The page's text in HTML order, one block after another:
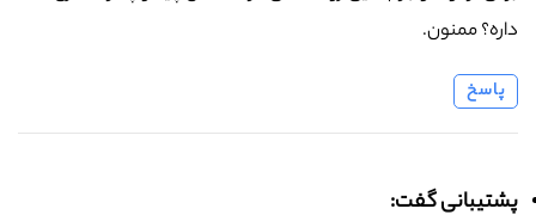
داره؟ ممنون.
پاسخ
پشتیبانی گفت: